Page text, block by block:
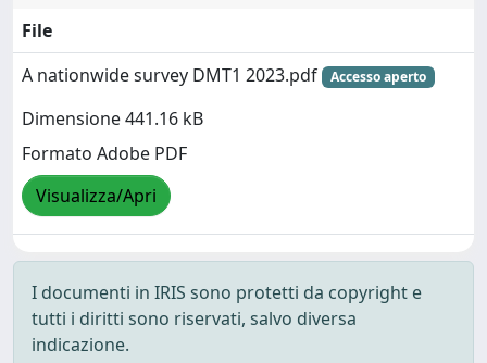
File
A nationwide survey DMT1 2023.pdf
Accesso aperto
Dimensione 441.16 kB
Formato Adobe PDF
Visualizza/Apri
I documenti in IRIS sono protetti da copyright e
tutti i diritti sono riservati, salvo diversa
indicazione.